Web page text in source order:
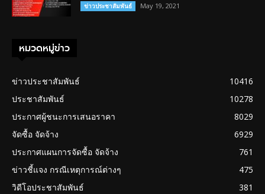
ข่าวประชาสัมพันธ์ May 19, 2021
หมวดหมู่ข่าว
ข่าวประชาสัมพันธ์
10416
ประชาสัมพันธ์
10278
ประกาศผู้ชนะการเสนอราคา
8029
จัดซื้อ จัดจ้าง
6929
ประกาศแผนการจัดซื้อ จัดจ้าง
761
ข่าวชี้แจง กรณีเหตุการณ์ต่างๆ
475
วิดีโอประชาสัมพันธ์
381